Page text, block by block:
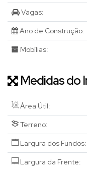
Vagas:
Ano de Construção:
Mobílias:
Medidas do
Área Útil:
Terreno:
Largura dos Fundos:
Largura da Frente: